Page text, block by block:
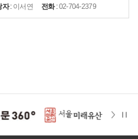
자: 이서연 전화:02-704-2379